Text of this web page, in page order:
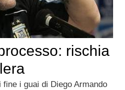
rischia
i guai di Diego Armando